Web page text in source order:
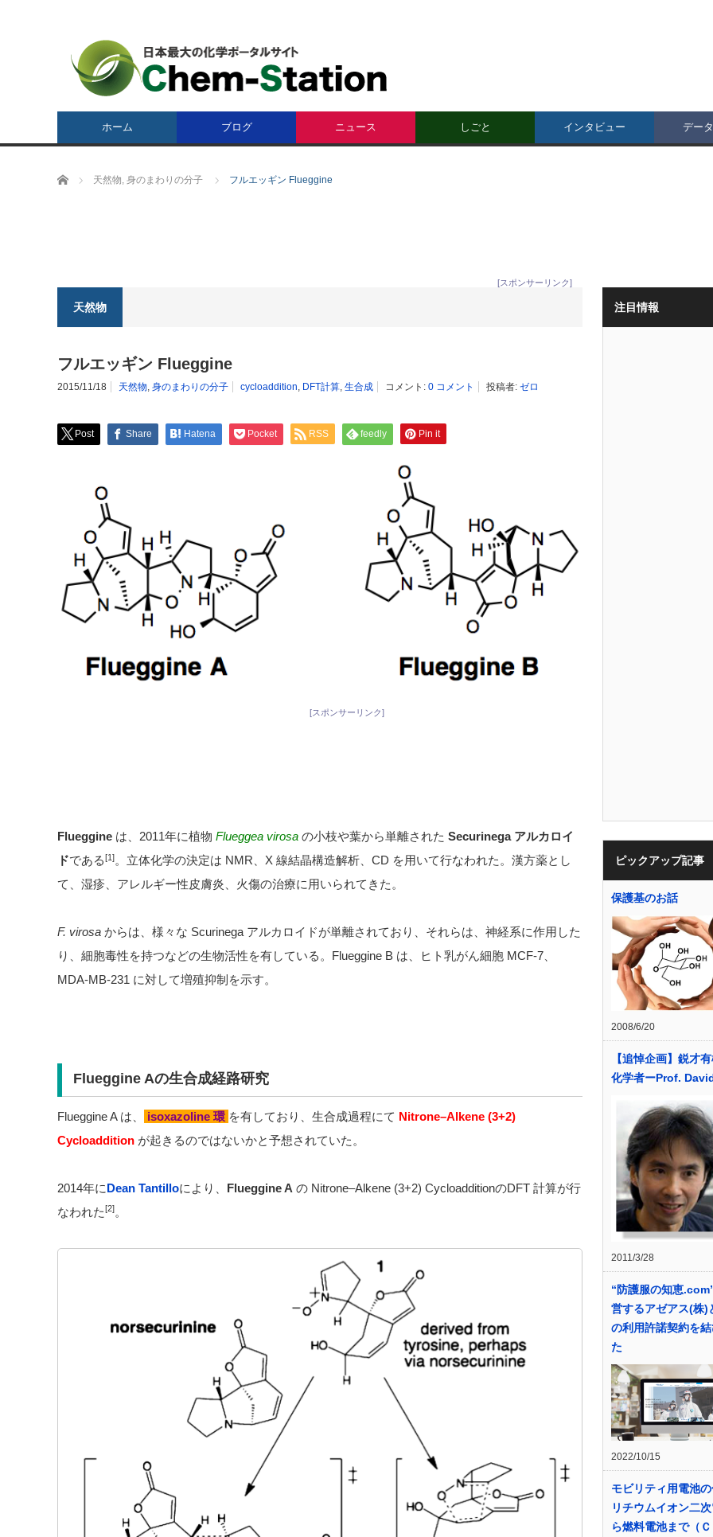
ホーム ブログ ニュース しごと インタビュー デー
ホーム 天然物, 身のまわりの分子 フルエッギン Flueggine
[スポンサーリンク]
天然物
フルエッギン Flueggine
2015/11/18 天然物, 身のまわりの分子 cycloaddition, DFT計算, 生合成 コメント: 0 コメント 投稿者: ゼロ
Post Share Hatena Pocket RSS feedly Pin it
[スポンサーリンク]
Flueggine は、2011年に植物 Flueggea virosa の小枝や葉から単離された Securinega アルカロイ
ドである[1]。立体化学の決定は NMR、X 線結晶構造解析、CD を用いて行なわれた。漢方薬とし
て、湿疹、アレルギー性皮膚炎、火傷の治療に用いられてきた。
F. virosa からは、様々な Scurinega アルカロイドが単離されており、それらは、神経系に作用した
り、細胞毒性を持つなどの生物活性を有している。Flueggine B は、ヒト乳がん細胞 MCF-7、
MDA-MB-231 に対して増殖抑制を示す。
Flueggine Aの生合成経路研究
Flueggine A は、 isoxazoline 環 を有しており、生合成過程にて Nitrone–Alkene (3+2)
Cycloaddition が起きるのではないかと予想されていた。
2014年にDean Tantilloにより、 Flueggine A の Nitrone–Alkene (3+2) CycloadditionのDFT 計算が行
なわれた [2] 。
注目情報
ピックアップ記事
保護基のお話
2008/6/20
【追悼企画】鋭才
化学者ーProf.
2011/3/28
“防護服の知恵
営するアゼアス(株)
の利用許諾契約を
た
2022/10/15
モビリティ用電池
リチウムイオン二
ら燃料電池まで（